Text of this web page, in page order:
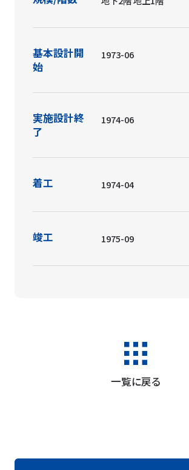
基本設計開
始
1973-06
実施設計終
了
1974-06
着工 1974-04
竣工 1975-09
一覧に戻る